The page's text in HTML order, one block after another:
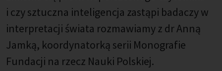
i czy sztuczna inteligencja zastąpi badaczy w
interpretacji świata rozmawiamy z dr Anną
Jamką, koordynatorką serii Monografie
Fundacji na rzecz Nauki Polskiej.